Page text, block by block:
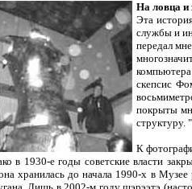
На ловца и
Эта
службы и
передал
скепсис
покрыты
структуру.
К
в 1930-е годы советские власти
хранилась до начала 1990-х в